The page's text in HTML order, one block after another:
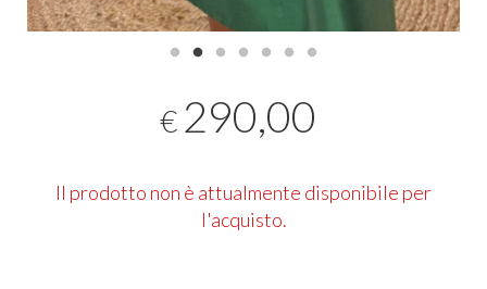
€ 290,00
Il prodotto non è attualmente disponibile per
l'acquisto.